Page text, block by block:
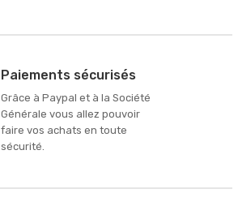
Paiements sécurisés
Grâce à Paypal et à la Société
Générale vous allez pouvoir
faire vos achats en toute
sécurité.